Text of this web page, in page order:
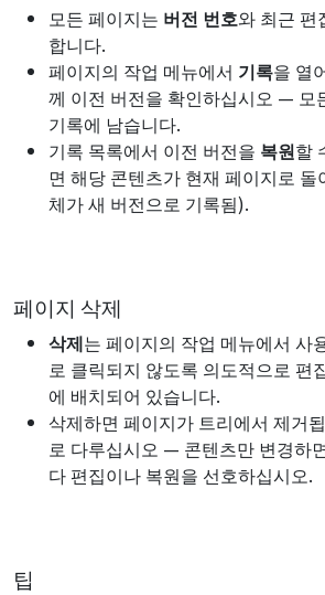
모든 페이지는 버전 번호와 최근 편
합니다.
페이지의 작업 메뉴에서 기록을 열
께 이전 버전을 확인하십시오 —
기록에 남습니다.
기록 목록에서 이전 버전을 복원할
면 해당 콘텐츠가 현재 페이지로
체가 새 버전으로 기록됨).
페이지 삭제
삭제는 페이지의 작업 메뉴에서 사
로 클릭되지 않도록 의도적으로 편
에 배치되어 있습니다.
삭제하면 페이지가 트리에서 제거
로 다루십시오 — 콘텐츠만 변경하
다 편집이나 복원을 선호하십시오.
팁